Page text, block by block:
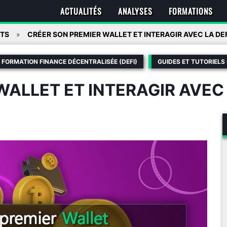
ACTUALITÉS ANALYSES FORMATIONS
CRÉER SON PREMIER WALLET ET INTERAGIR AVEC LA
FORMATION FINANCE DÉCENTRALISÉE (DEFI) GUIDES ET
ET INTERAGIR